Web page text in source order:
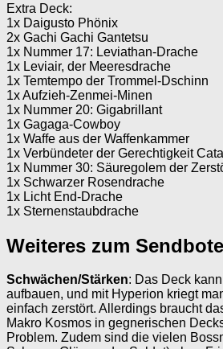
Extra Deck:
1x Daigusto Phönix
2x Gachi Gachi Gantetsu
1x Nummer 17: Leviathan-Drache
1x Leviair, der Meeresdrache
1x Temtempo der Trommel-Dschinn
1x Aufzieh-Zenmei-Minen
1x Nummer 20: Gigabrillant
1x Gagaga-Cowboy
1x Waffe aus der Waffenkammer
1x Verbündeter der Gerechtigkeit
1x Nummer 30: Säuregolem der
1x Schwarzer Rosendrache
1x Licht End-Drache
1x Sternenstaubdrache
Weiteres zum
Schwächen/Stärken: Das Deck
aufbauen, und mit Hyperion kriegt
einfach zerstört. Allerdings braucht
Makro Kosmos in gegnerischen
Problem. Zudem sind die vielen